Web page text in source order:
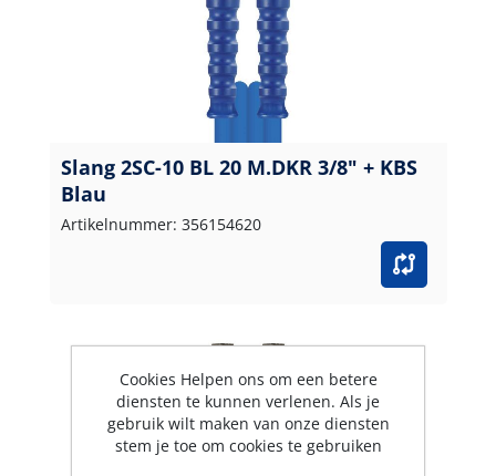
Slang 2SC-10 BL 20 M.DKR 3/8" + KBS
Blau
Artikelnummer: 356154620
Cookies Helpen ons om een betere
diensten te kunnen verlenen. Als je
gebruik wilt maken van onze diensten
stem je toe om cookies te gebruiken